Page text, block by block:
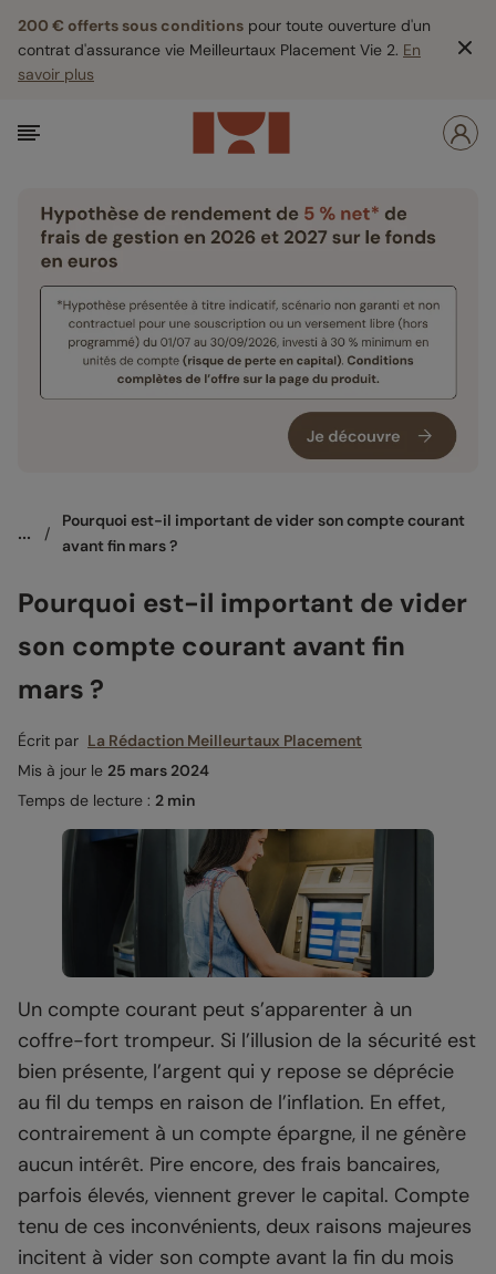
200 € offerts sous conditions pour toute ouverture d'un
contrat d'assurance vie Meilleurtaux Placement Vie 2. En
savoir plus
... /
Pourquoi est-il important de vider son compte courant
avant fin mars ?
Pourquoi est-il important de vider
son compte courant avant fin
mars ?
Écrit par La Rédaction Meilleurtaux Placement
Mis à jour le 25 mars 2024
Temps de lecture : 2 min
Un compte courant peut s’apparenter à un
coffre-fort trompeur. Si l’illusion de la sécurité est
bien présente, l’argent qui y repose se déprécie
au fil du temps en raison de l’inflation. En effet,
contrairement à un compte épargne, il ne génère
aucun intérêt. Pire encore, des frais bancaires,
parfois élevés, viennent grever le capital. Compte
tenu de ces inconvénients, deux raisons majeures
incitent à vider son compte avant la fin du mois